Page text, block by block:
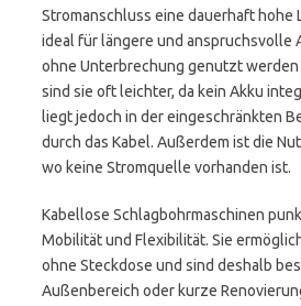
Stromanschluss eine dauerhaft hohe
ideal für längere und anspruchsvolle
ohne Unterbrechung genutzt
sind sie oft leichter, da kein Akku
liegt jedoch in der eingeschränkten
durch das Kabel. Außerdem ist die
wo keine Stromquelle vorhanden ist.
Kabellose Schlagbohrmaschinen
Mobilität und Flexibilität. Sie
ohne Steckdose und sind deshalb
Außenbereich oder kurze